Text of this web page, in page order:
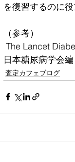
を復習するのに
（参考）
The Lancet
日本糖尿病学会
査定カフェブログ